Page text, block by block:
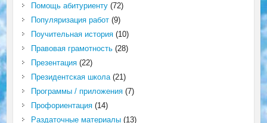
Помощь абитуриенту(72)
Популяризация работ(9)
Поучительная история(10)
Правовая грамотность(28)
Презентация(22)
Президентская школа(21)
Программы / приложения(7)
Профориентация(14)
Раздаточные материалы(13)